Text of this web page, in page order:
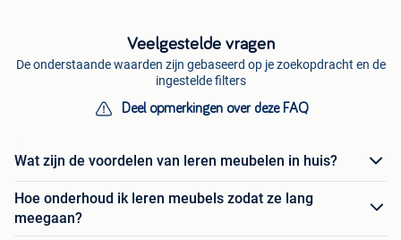
Veelgestelde vragen
De onderstaande waarden zijn gebaseerd op je zoekopdracht en de
ingestelde filters
Deel opmerkingen over deze FAQ
Wat zijn de voordelen van leren meubelen in huis?
Hoe onderhoud ik leren meubels zodat ze lang
meegaan?